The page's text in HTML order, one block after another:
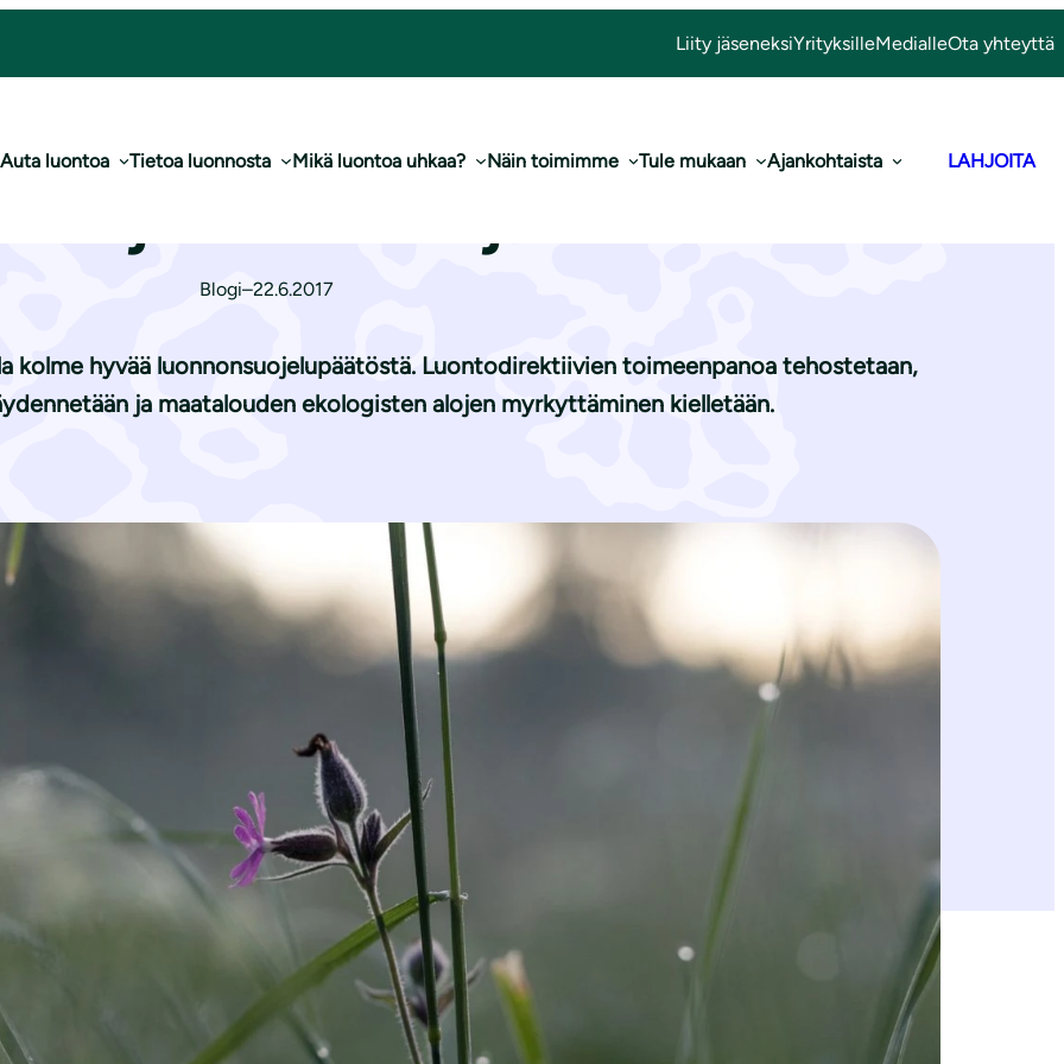
Liity jäseneksiYrityksilleMedialleOta yhteyttä
Auta luontoa Tietoa luonnosta Mikä luontoa uhkaa? Näin toimimme Tule mukaan Ajankohtaista LAHJOITA
luonnolle
Blogi–22.6.2017
kolme hyvää luonnonsuojelupäätöstä. Luontodirektiivien toimeenpanoa tehostetaan,
ja maatalouden ekologisten alojen myrkyttäminen kielletään.
luontodirektiivien toimeenpanon tehostamiseksi tehtyyn toimintaohjelmaan. Luontoa koskevia
rahoitukseen etsitään nyt uusia keinoja. Komissio ryhtyy pitämään myös jäsenmaiden
Niihin pääsevät myös järjestöt mukaan.